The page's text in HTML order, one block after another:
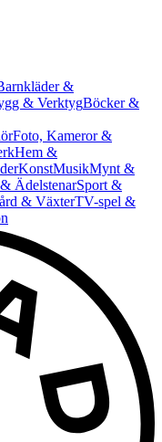
&
& VerktygBöcker &
Foto, Kameror &
Hem &
KonstMusikMynt &
ÄdelstenarSport &
& VäxterTV-spel &